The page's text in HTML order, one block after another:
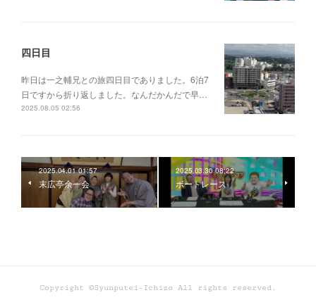
四日目
昨日は一之輔兄との旅四日目でありました。6泊7
日ですから折り返しました。なんだかんだで早…
2025.08.05 02:56
2025.04.01 01:57
末広亭余一会
2025.03.30 08:22
ボートレース
Copyright ©Syunputei-Ichizo All rights reserved.